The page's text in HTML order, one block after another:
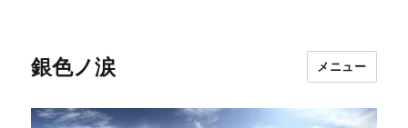
銀色ノ涙 メニュー